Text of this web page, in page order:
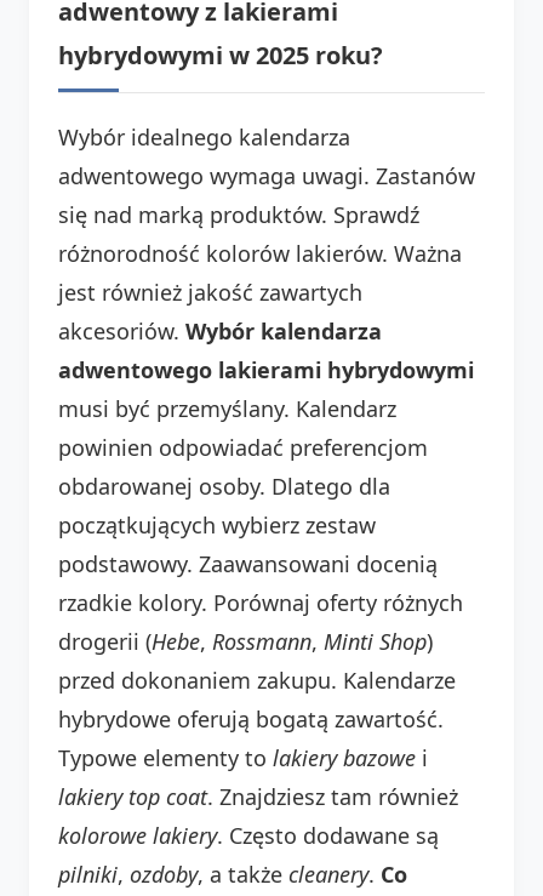
adwentowy z lakierami
hybrydowymi w 2025 roku?
Wybór idealnego kalendarza
adwentowego wymaga uwagi. Zastanów
się nad marką produktów. Sprawdź
różnorodność kolorów lakierów. Ważna
jest również jakość zawartych
akcesoriów. Wybór kalendarza
adwentowego lakierami hybrydowymi
musi być przemyślany. Kalendarz
powinien odpowiadać preferencjom
obdarowanej osoby. Dlatego dla
początkujących wybierz zestaw
podstawowy. Zaawansowani docenią
rzadkie kolory. Porównaj oferty różnych
drogerii (Hebe, Rossmann, Minti Shop)
przed dokonaniem zakupu. Kalendarze
hybrydowe oferują bogatą zawartość.
Typowe elementy to lakiery bazowe i
lakiery top coat. Znajdziesz tam również
kolorowe lakiery. Często dodawane są
pilniki, ozdoby, a także cleanery. Co